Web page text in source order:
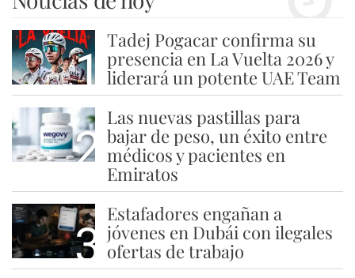
1
Tadej Pogacar confirma su
presencia en La Vuelta 2026 y
liderará un potente UAE Team
2
Las nuevas pastillas para
bajar de peso, un éxito entre
médicos y pacientes en
Emiratos
3
Estafadores engañan a
jóvenes en Dubái con ilegales
ofertas de trabajo